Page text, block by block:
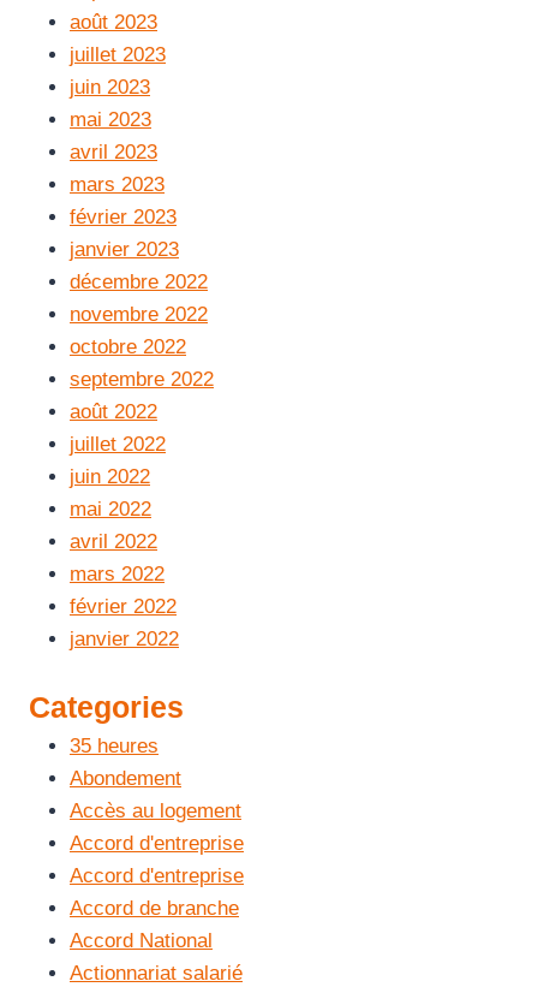
août 2023
juillet 2023
juin 2023
mai 2023
avril 2023
mars 2023
février 2023
janvier 2023
décembre 2022
novembre 2022
octobre 2022
septembre 2022
août 2022
juillet 2022
juin 2022
mai 2022
avril 2022
mars 2022
février 2022
janvier 2022
Categories
35 heures
Abondement
Accès au logement
Accord d'entreprise
Accord d'entreprise
Accord de branche
Accord National
Actionnariat salarié